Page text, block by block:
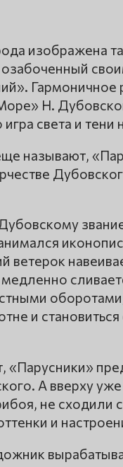
изображена
Гармоничное
Н.
света и тени
называют,
ветерок
и
А вверху
не сходили
и